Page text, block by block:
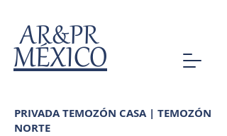
MÉXICO
AR&PR
PRIVADA TEMOZÓN CASA | TEMOZÓN
NORTE